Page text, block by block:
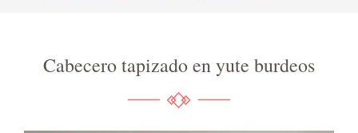
Cabecero tapizado en yute burdeos